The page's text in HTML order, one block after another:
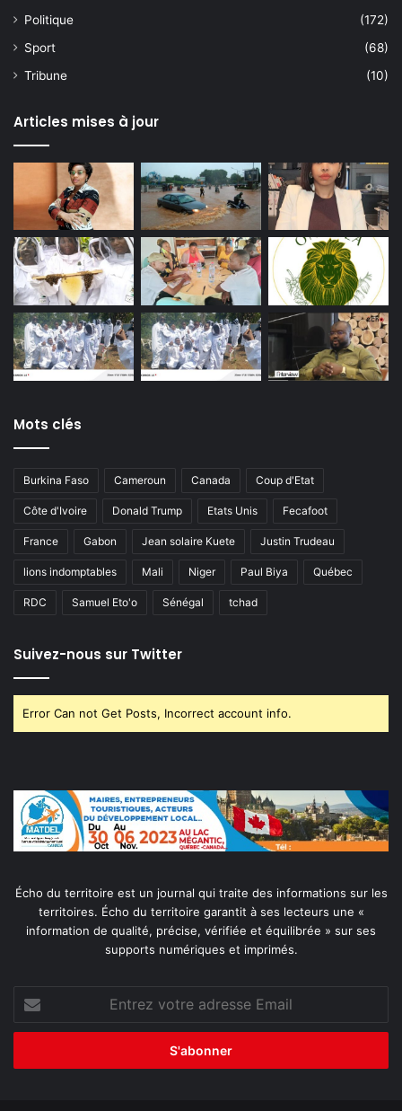
Politique
(172)
Sport
(68)
Tribune
(10)
Articles mises à jour
Mots clés
Burkina Faso Cameroun Canada Coup d'Etat
Côte d'Ivoire Donald Trump Etats Unis Fecafoot
France Gabon Jean solaire Kuete Justin Trudeau
lions indomptables Mali Niger Paul Biya Québec
RDC Samuel Eto'o Sénégal tchad
Suivez-nous sur Twitter
Error Can not Get Posts, Incorrect account info.
Écho du territoire est un journal qui traite des informations sur les
territoires. Écho du territoire garantit à ses lecteurs une «
information de qualité, précise, vérifiée et équilibrée » sur ses
supports numériques et imprimés.
votre
adresse